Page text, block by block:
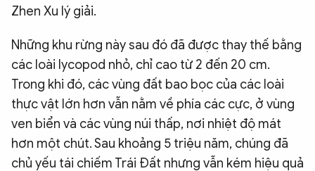
Zhen Xu lý giải.
Những khu rừng này sau đó đã được thay thế bằng
các loài lycopod nhỏ, chỉ cao từ 2 đến 20 cm.
Trong khi đó, các vùng đất bao bọc của các loài
thực vật lớn hơn vẫn nằm về phía các cực, ở vùng
ven biển và các vùng núi thấp, nơi nhiệt độ mát
hơn một chút. Sau khoảng 5 triệu năm, chúng đã
chủ yếu tái chiếm Trái Đất nhưng vẫn kém hiệu quả